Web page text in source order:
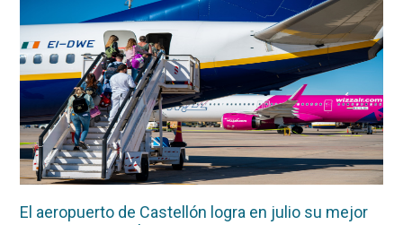
El aeropuerto de Castellón logra en julio su mejor